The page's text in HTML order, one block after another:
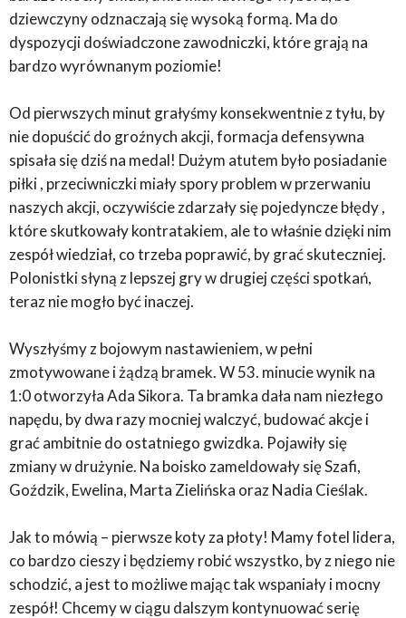
dziewczyny odznaczają się wysoką formą. Ma do
dyspozycji doświadczone zawodniczki, które grają na
bardzo wyrównanym poziomie!
Od pierwszych minut grałyśmy konsekwentnie z tyłu, by
nie dopuścić do groźnych akcji, formacja defensywna
spisała się dziś na medal! Dużym atutem było posiadanie
piłki , przeciwniczki miały spory problem w przerwaniu
naszych akcji, oczywiście zdarzały się pojedyncze błędy ,
które skutkowały kontratakiem, ale to właśnie dzięki nim
zespół wiedział, co trzeba poprawić, by grać skuteczniej.
Polonistki słyną z lepszej gry w drugiej części spotkań,
teraz nie mogło być inaczej.
Wyszłyśmy z bojowym nastawieniem, w pełni
zmotywowane i żądzą bramek. W 53. minucie wynik na
1:0 otworzyła Ada Sikora. Ta bramka dała nam niezłego
napędu, by dwa razy mocniej walczyć, budować akcje i
grać ambitnie do ostatniego gwizdka. Pojawiły się
zmiany w drużynie. Na boisko zameldowały się Szafi,
Goździk, Ewelina, Marta Zielińska oraz Nadia Cieślak.
Jak to mówią – pierwsze koty za płoty! Mamy fotel lidera,
co bardzo cieszy i będziemy robić wszystko, by z niego nie
schodzić, a jest to możliwe mając tak wspaniały i mocny
zespół! Chcemy w ciągu dalszym kontynuować serię